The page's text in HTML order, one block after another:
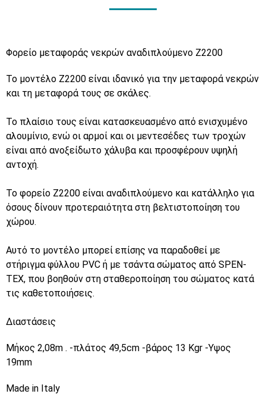
Φορείο μεταφοράς νεκρών αναδιπλούμενο Ζ2200
Το μοντέλο Z2200 είναι ιδανικό για την μεταφορά νεκρών
και τη μεταφορά τους σε σκάλες.
Το πλαίσιο τους είναι κατασκευασμένο από ενισχυμένο
αλουμίνιο, ενώ οι αρμοί και οι μεντεσέδες των τροχών
είναι από ανοξείδωτο χάλυβα και προσφέρουν υψηλή
αντοχή.
Το φορείο Z2200 είναι αναδιπλούμενο και κατάλληλο για
όσους δίνουν προτεραιότητα στη βελτιστοποίηση του
χώρου.
Αυτό το μοντέλο μπορεί επίσης να παραδοθεί με
στήριγμα φύλλου PVC ή με τσάντα σώματος από SPEN-
TEX, που βοηθούν στη σταθεροποίηση του σώματος κατά
τις καθετοποιήσεις.
Διαστάσεις
Μήκος 2,08m . -πλάτος 49,5cm -βάρος 13 Kgr -Υψος
19mm
Made in Italy